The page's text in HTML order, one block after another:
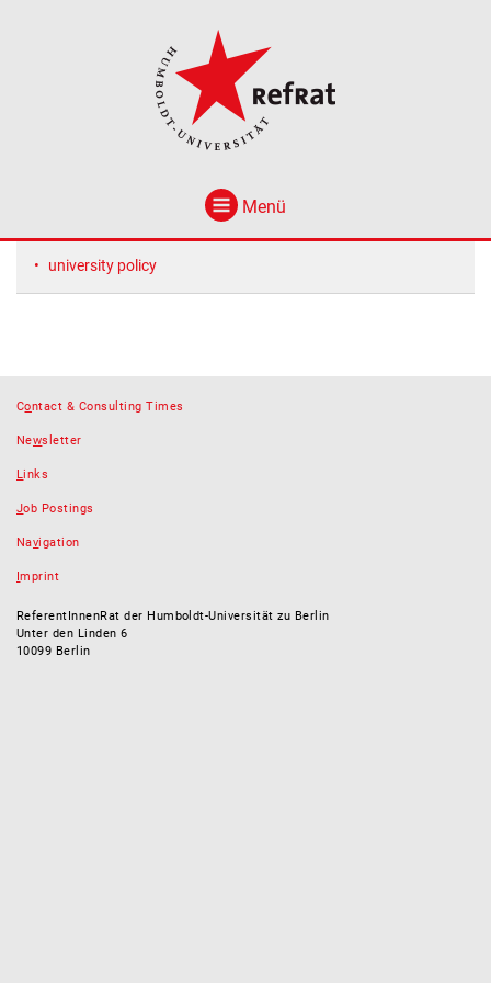
Menü
university policy
Contact & Consulting Times
Newsletter
Links
Job Postings
Navigation
Imprint
ReferentInnenRat der Humboldt-Universität zu Berlin
Unter den Linden 6
10099 Berlin